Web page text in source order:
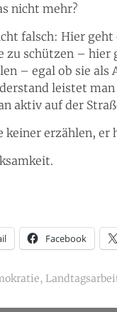
nicht mehr?
falsch: Hier
zu schützen – hier
– egal ob sie
leistet
aktiv auf der
erzählen, er
Facebook
,